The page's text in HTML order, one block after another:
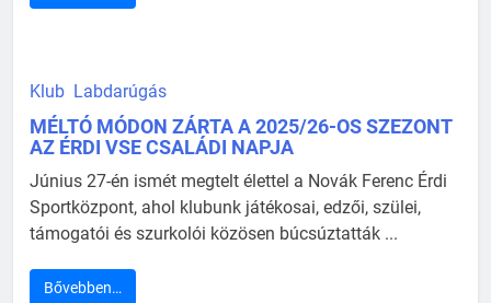
Klub Labdarúgás
MÉLTÓ MÓDON ZÁRTA A 2025/26-OS SZEZONT
AZ ÉRDI VSE CSALÁDI NAPJA
Június 27-én ismét megtelt élettel a Novák Ferenc Érdi
Sportközpont, ahol klubunk játékosai, edzői, szülei,
támogatói és szurkolói közösen búcsúztatták ...
Bővebben…